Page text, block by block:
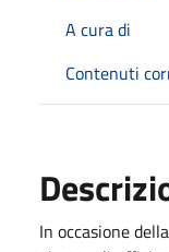
A cura di
Contenuti
In occasione